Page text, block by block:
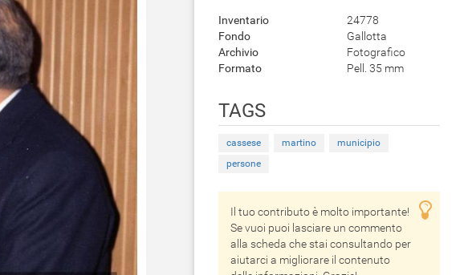
Inventario
24778
Fondo
Gallotta
Archivio
Fotografico
Formato
Pell. 35 mm
TAGS
cassese martino
municipio
persone
Il tuo contributo è molto importante!
Se vuoi puoi lasciare un commento
alla scheda che stai consultando per
aiutarci a migliorare il contenuto